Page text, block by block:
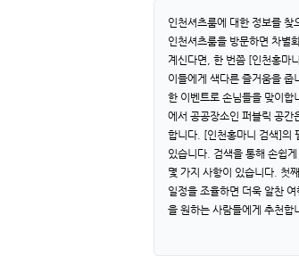
인천셔츠룸에 대한 정보를
인천셔츠룸을 방문하면 차별
계신다면, 한 번쯤 [인천홍마
이들에게 색다른 즐거움을
한 이벤트로 손님들을 맞이합
에서 공공장소인 퍼블릭 공간
합니다. [인천홍마니 검색]의
있습니다. 검색을 통해 손쉽
몇 가지 사항이 있습니다. 첫
일정을 조율하면 더욱 알찬
을 원하는 사람들에게 추천합